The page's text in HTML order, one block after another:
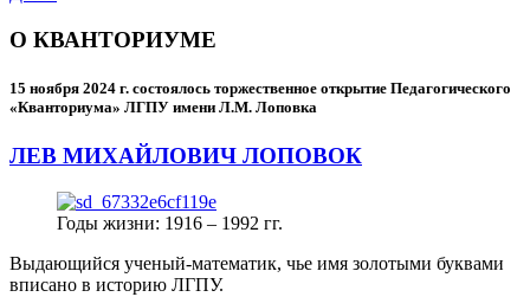
О КВАНТОРИУМЕ
15 ноября 2024 г. состоялось торжественное открытие Педагогического
«Кванториума» ЛГПУ имени Л.М. Лоповка
ЛЕВ МИХАЙЛОВИЧ ЛОПОВОК
Годы жизни: 1916 – 1992 гг.
Выдающийся ученый-математик, чье имя золотыми буквами
вписано в историю ЛГПУ.